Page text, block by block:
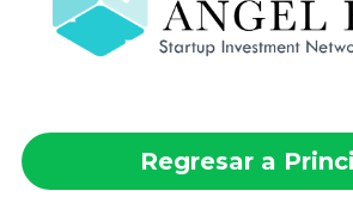
Regresar a